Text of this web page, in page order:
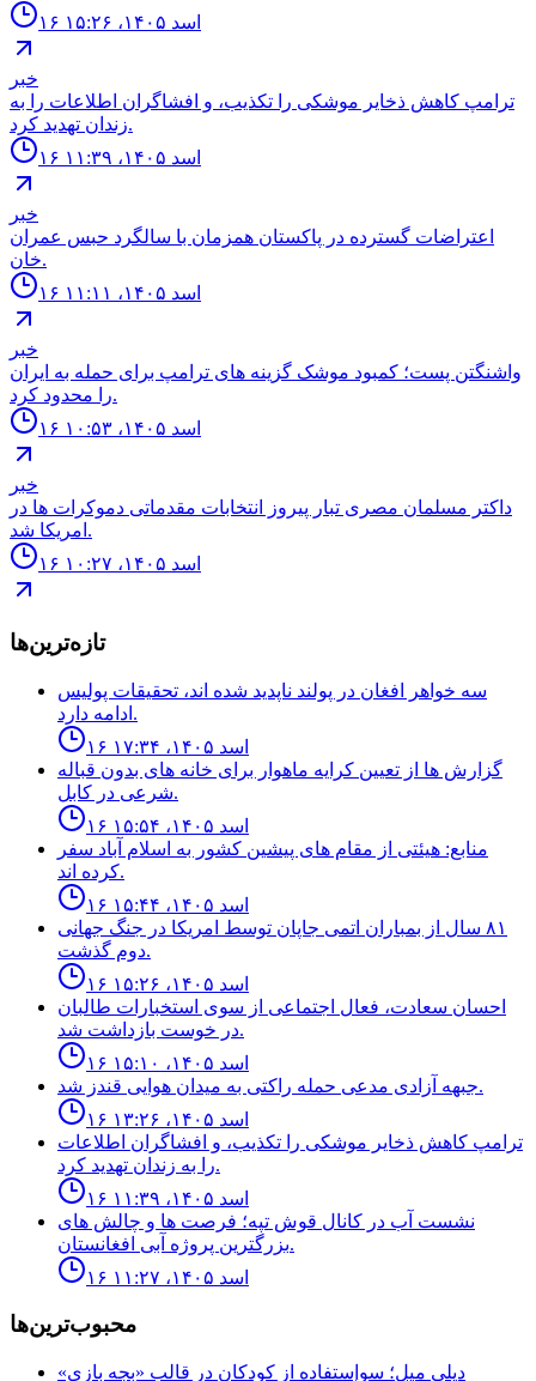
۱۶ اسد ۱۴۰۵، ۱۵:۲۶
خبر
ترامپ كاهش ذخاير موشكى را تكذيب، و افشاگران اطلاعات را به
زندان تهديد كرد.
۱۶ اسد ۱۴۰۵، ۱۱:۳۹
خبر
اعتراضات گسترده در پاكستان همزمان با سالگرد حبس عمران
خان.
۱۶ اسد ۱۴۰۵، ۱۱:۱۱
خبر
واشنگتن پست؛ كمبود موشک گزينه هاى ترامپ براى حمله به ايران
را محدود كرد.
۱۶ اسد ۱۴۰۵، ۱۰:۵۳
خبر
داكتر مسلمان مصرى تبار پيروز انتخابات مقدماتى دموكرات ها در
امريكا شد.
۱۶ اسد ۱۴۰۵، ۱۰:۲۷
تازه‌ترین‌ها
سه خواهر افغان در پولند ناپديد شده اند، تحقيقات پوليس
ادامه دارد.
۱۶ اسد ۱۴۰۵، ۱۷:۳۴
گزارش ها از تعيين كرايه ماهوار براى خانه هاى بدون قباله
شرعى در كابل.
۱۶ اسد ۱۴۰۵، ۱۵:۵۴
منابع: هيئتى از مقام هاى پيشين كشور به اسلام آباد سفر
كرده اند.
۱۶ اسد ۱۴۰۵، ۱۵:۴۴
٨١ سال از بمباران اتمى جاپان توسط امريكا در جنگ جهانى
دوم گذشت.
۱۶ اسد ۱۴۰۵، ۱۵:۲۶
احسان سعادت، فعال اجتماعى از سوى استخبارات طالبان
در خوست بازداشت شد.
۱۶ اسد ۱۴۰۵، ۱۵:۱۰
جبهه آزادى مدعى حمله راكتى به ميدان هوايى قندز شد.
۱۶ اسد ۱۴۰۵، ۱۳:۲۶
ترامپ كاهش ذخاير موشكى را تكذيب، و افشاگران اطلاعات
را به زندان تهديد كرد.
۱۶ اسد ۱۴۰۵، ۱۱:۳۹
نشست آب در كانال قوش تپه؛ فرصت ها و چالش هاى
بزرگترين پروژه آبى افغانستان.
۱۶ اسد ۱۴۰۵، ۱۱:۲۷
محبوب‌ترین‌ها
ديلى ميل؛ سوإستفاده از كودكان در قالب «بجه بازى»